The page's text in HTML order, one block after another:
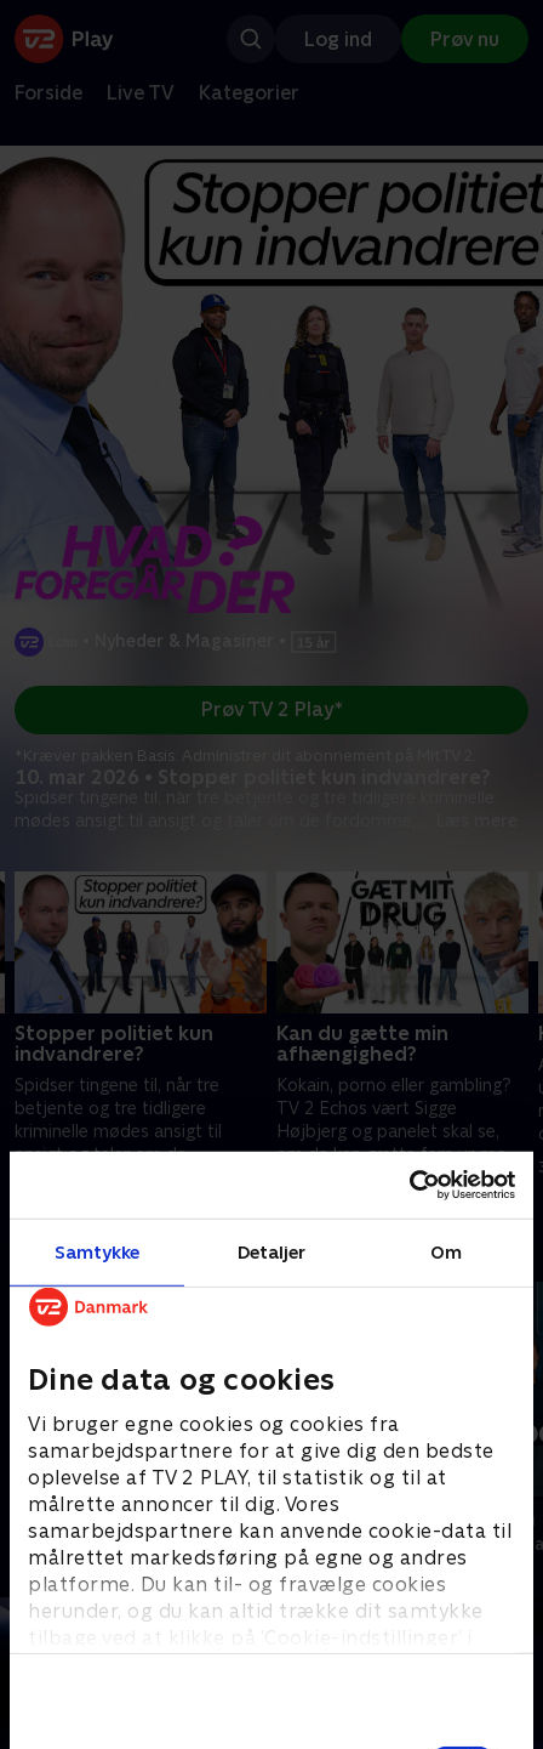
Samtykke Detaljer Om
Dine data og cookies
Vi bruger egne cookies og cookies fra
samarbejdspartnere for at give dig den bedste
oplevelse af TV 2 PLAY, til statistik og til at
målrette annoncer til dig. Vores
samarbejdspartnere kan anvende cookie-data til
målrettet markedsføring på egne og andres
platforme. Du kan til- og fravælge cookies
herunder, og du kan altid trække dit samtykke
tilbage ved at klikke på ’Cookie-indstillinger’ i
Log ind Prøv nu
Forside Live TV Kategorier
Nyheder & Magasiner
10. mar 2026 • Stopper politiet kun indvandrere?
Spidser tingene til, når tre betjente og tre tidligere kriminelle
mødes ansigt til ansigt og taler om de fordomme,
Prøv TV 2 Play*
*Kræver pakken Basis. Administrer dit abonnement på Mit TV 2.
Stopper politiet kun
indvandrere?
Spidser tingene til, når tre
betjente og tre tidligere
kriminelle mødes ansigt til
ansigt og taler om de
Kan du gætte min
afhængighed?
Kokain, porno eller gambling?
TV 2 Echos vært Sigge
Højbjerg og panelet skal se,
om de kan gætte fem unges
tidligere afhængigheder.
3. marts 2026 • 28 min
Andre så også
Skyggesiden
Nyheder & Magasiner
Presselogen
Nyheder &